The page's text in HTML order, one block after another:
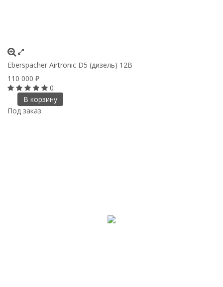
Eberspacher Airtronic D5 (дизель) 12B
110 000 ₽
0
В корзину
Под заказ